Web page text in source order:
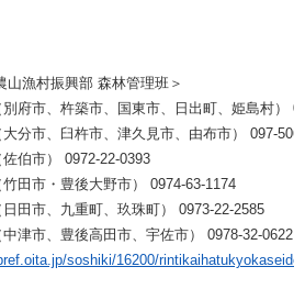
山漁村振興部 森林管理班＞
府市、杵築市、国東市、日出町、姫島村）
分市、臼杵市、津久見市、由布市） 097-
伯市） 0972-22-0393
田市・豊後大野市） 0974-63-1174
田市、九重町、玖珠町） 0973-22-2585
津市、豊後高田市、宇佐市） 0978-32-0622
soshiki/16200/